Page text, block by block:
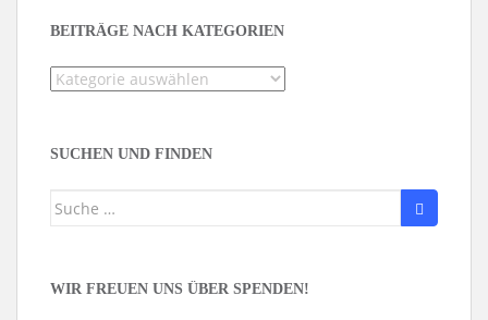
BEITRÄGE NACH KATEGORIEN
Beiträge
SUCHEN UND FINDEN
Suche
WIR FREUEN UNS ÜBER SPENDEN!